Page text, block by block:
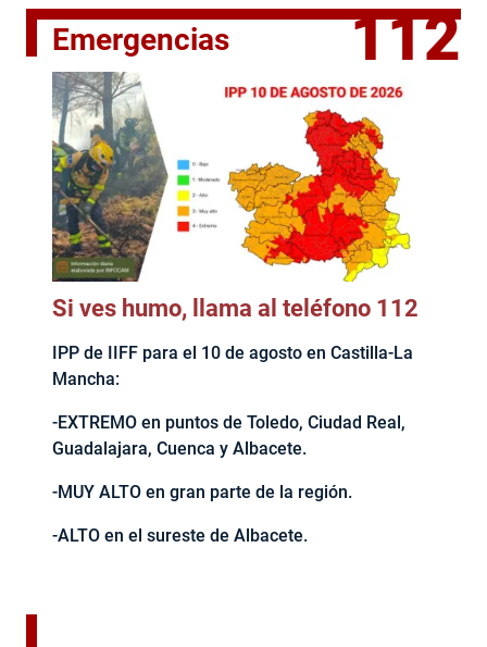
Emergencias 112
Si ves humo, llama al teléfono 112
IPP de IIFF para el 10 de agosto en Castilla-La
Mancha:
-EXTREMO en puntos de Toledo, Ciudad Real,
Guadalajara, Cuenca y Albacete.
-MUY ALTO en gran parte de la región.
-ALTO en el sureste de Albacete.